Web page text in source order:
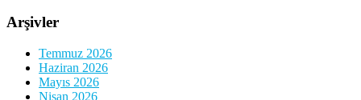
Arşivler
Temmuz 2026
Haziran 2026
Mayıs 2026
Nisan 2026